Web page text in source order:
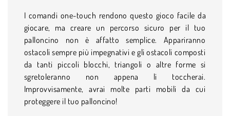
I comandi one-touch rendono questo gioco facile da
giocare, ma creare un percorso sicuro per il tuo
palloncino non è affatto semplice. Appariranno
ostacoli sempre più impegnativi e gli ostacoli composti
da tanti piccoli blocchi, triangoli o altre forme si
sgretoleranno non appena li toccherai.
Improvvisamente, avrai molte parti mobili da cui
proteggere il tuo palloncino!